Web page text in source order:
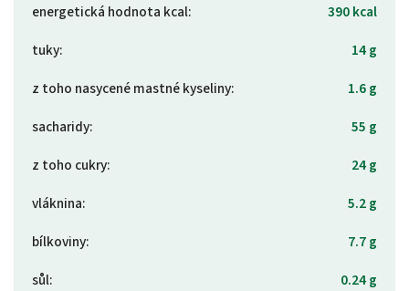
energetická hodnota kcal:
390 kcal
tuky:
14 g
z toho nasycené mastné kyseliny:
1.6 g
sacharidy:
55 g
z toho cukry:
24 g
vláknina:
5.2 g
bílkoviny:
7.7 g
sůl:
0.24 g